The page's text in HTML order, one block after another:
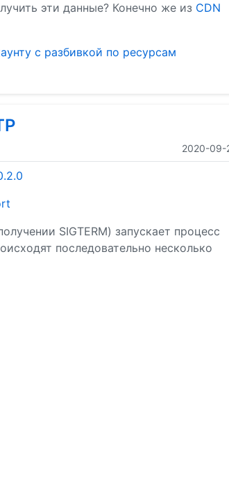
эти данные? Конечно же из CDN
с разбивкой по ресурсам
2020-09-
SIGTERM) запускает процесс
последовательно несколько